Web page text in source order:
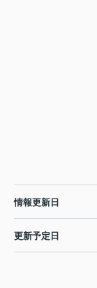
情報更新日
更新予定日